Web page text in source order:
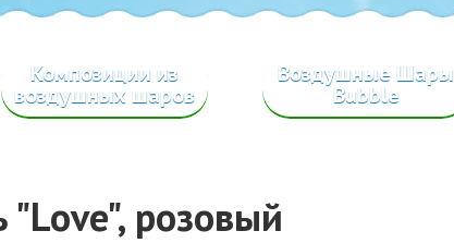
Композиции из
воздушных шаров
Воздушные Шары
Bubble
розовый